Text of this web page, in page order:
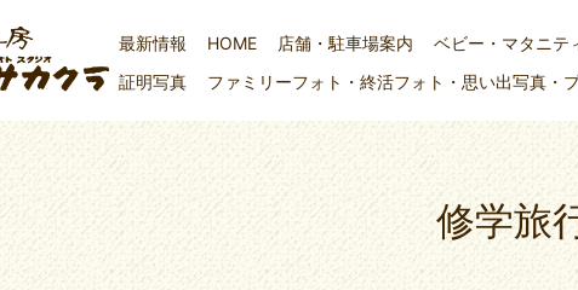
最新情報 HOME 店舗・駐車場案内 ベビー・マタニテ
証明写真
ファミリーフォト・終活フォト・思い出写真・
修学旅